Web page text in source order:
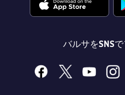
バルサをSNS
facebook
x youtube